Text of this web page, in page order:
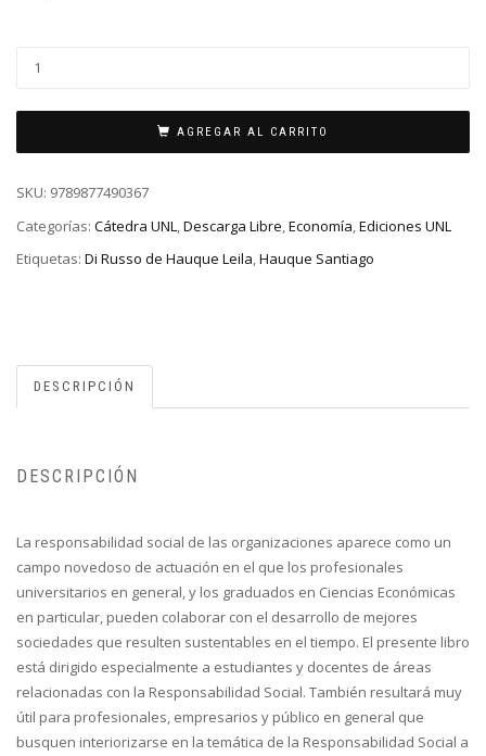
AGREGAR AL CARRITO
SKU: 9789877490367
Categorías: Cátedra UNL,Descarga Libre,Economía,Ediciones UNL
Etiquetas: Di Russo de Hauque Leila,Hauque Santiago
DESCRIPCIÓN
DESCRIPCIÓN
La responsabilidad social de las organizaciones aparece como un
campo novedoso de actuación en el que los profesionales
universitarios en general, y los graduados en Ciencias Económicas
en particular, pueden colaborar con el desarrollo de mejores
sociedades que resulten sustentables en el tiempo. El presente libro
está dirigido especialmente a estudiantes y docentes de áreas
relacionadas con la Responsabilidad Social. También resultará muy
útil para profesionales, empresarios y público en general que
busquen interiorizarse en la temática de la Responsabilidad Social a